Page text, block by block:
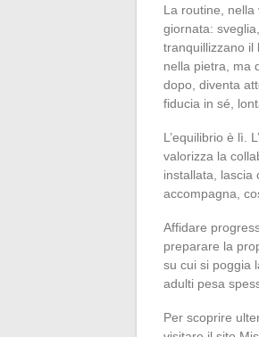
La routine,
giornata:
tranquillizzano il
nella pietra, ma
dopo, diventa
fiducia in sé,
L’equilibrio è lì.
valorizza la
installata, lascia
accompagna,
Affidare
preparare la
su cui si poggia
adulti pesa
Per scoprire